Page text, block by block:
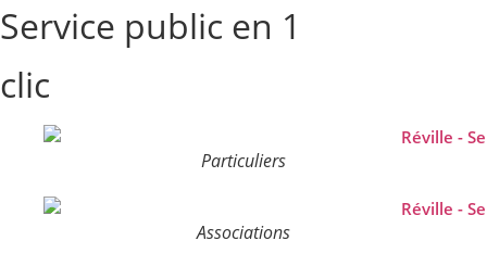
Service public en 1
clic
Particuliers
Associations